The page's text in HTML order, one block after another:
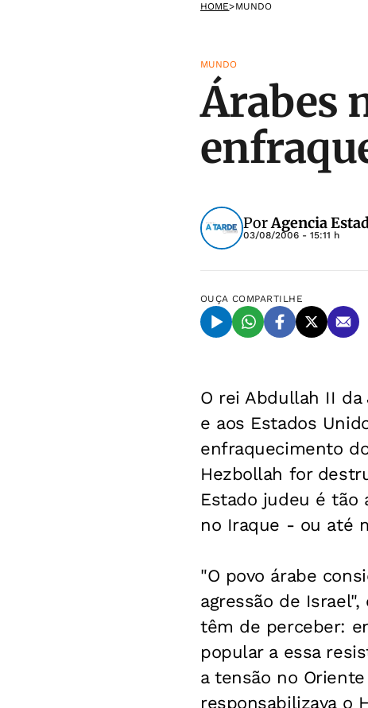
HOME>MUNDO
MUNDO
Árabes
PorAgencia
03/08/2006 - 15:11 h
OUÇA COMPARTILHE
O rei Abdullah II da
e aos Estados
enfraquecimento
Hezbollah for
Estado judeu é tão
no Iraque - ou até
"O povo árabe
agressão de
têm de perceber:
popular a essa
a tensão no
responsabilizava o